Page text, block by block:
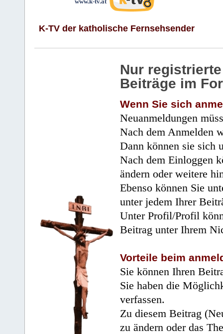
K-TV der katholische Fernsehsender
Nur
Beiträge im
Wenn Sie sich
Neuanmeldungen
Nach dem Anmelden
Dann können sie sich
Nach dem Einloggen
ändern oder weitere
Ebenso können Sie
unter jedem Ihrer
Unter Profil/Profil
Beitrag unter Ihrem
Vorteile beim
Sie können Ihren
Sie haben die
verfassen.
Zu diesem Beitrag
zu ändern oder das